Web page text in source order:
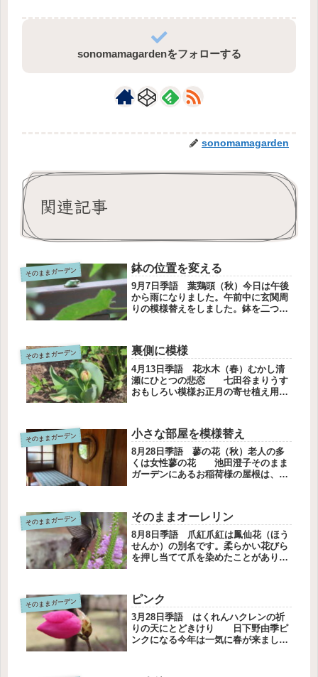
sonomamagardenをフォローする
sonomamagarden
関連記事
そのままガーデン 鉢の位置を変える
9月7日季語 葉鶏頭（秋）今日は午後
から雨になりました。午前中に玄関周
りの模様替えをしました。鉢を二つ動
に移動しました。傷んだ葉は切り取っ
て整えたはずですが、ちょっと葉が
混...
そのままガーデン 裏側に模様
4月13日季語 花水木（春）むかし清
瀬にひとつの悲恋 七田谷まりうす
おもしろい模様お正月の寄せ植え用に
す。ふわふわの葉の感触が魅力で、つ
いつい撫でてしまいます。ある日、
水...
そのままガーデン 小さな部屋を模様替え
8月28日季語 蓼の花（秋）老人の多
くは女性蓼の花 池田澄子そのまま
ガーデンにあるお稲荷様の屋根は、自
の一つを孫たちが遊ぶ小さな部屋に
し...
そのままガーデン そのままオーレリン
8月8日季語 爪紅爪紅は鳳仙花（ほう
せんか）の別名です。柔らかい花びら
を押し当てて爪を染めたことがありま
たかは思い出せません。モンシロチョ
ウ、モンキチョウ、アゲハチョウ…
初...
そのままガーデン ピンク
3月28日季語 はくれんハクレンの祈
りの天にとどきけり 日下野由季ピ
ンクになる今年は一気に春が来まし
見えます。三分咲きくらいかな。蕾の